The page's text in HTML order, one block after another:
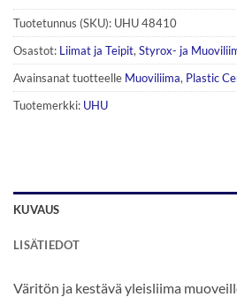
Tuotetunnus (SKU): UHU 48410
Osastot: Liimat ja Teipit, Styrox- ja
Avainsanat tuotteelle Muoviliima, Plastic
Tuotemerkki: UHU
KUVAUS
LISÄTIEDOT
Väritön ja kestävä yleisliima